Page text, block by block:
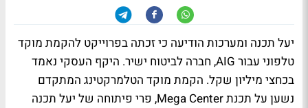
יעל תכנה ומערכות הודיעה כי זכתה בפרוייקט להקמת מוקד
טלפוני עבור AIG, חברה לביטוח ישיר. היקף העסקי נאמד
בכחצי מיליון שקל. הקמת מוקד הטלמרקטינג המתקדם
נשען על תכנת Mega Center, פרי פיתוחה של יעל תכנה